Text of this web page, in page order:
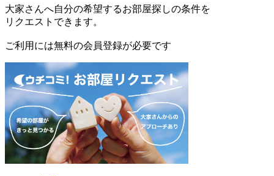
大家さんへ自分の希望するお部屋探しの条件を
リクエストできます。
ご利用には無料の会員登録が必要です